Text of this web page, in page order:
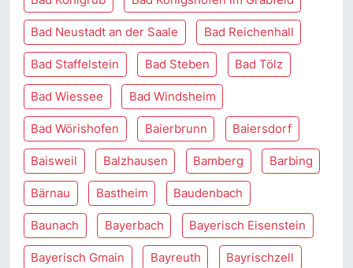
Bad Neustadt an der Saale Bad Reichenhall
Bad Staffelstein Bad Steben Bad Tölz
Bad Wiessee Bad Windsheim
Bad Wörishofen Baierbrunn Baiersdorf
Baisweil Balzhausen Bamberg Barbing
Bärnau Bastheim Baudenbach
Baunach Bayerbach Bayerisch Eisenstein
Bayerisch Gmain Bayreuth Bayrischzell